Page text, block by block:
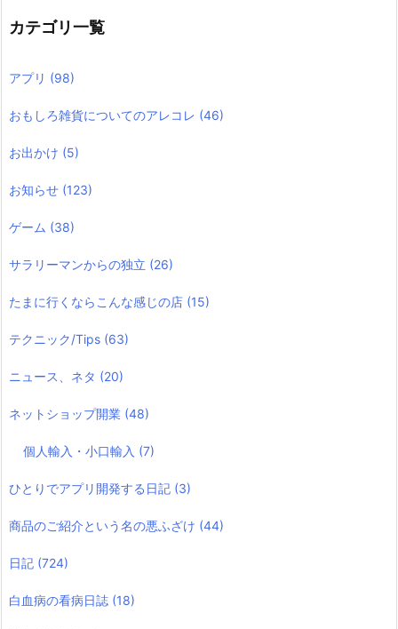
カテゴリ一覧
アプリ (98)
おもしろ雑貨についてのアレコレ (46)
お出かけ (5)
お知らせ (123)
ゲーム (38)
サラリーマンからの独立 (26)
たまに行くならこんな感じの店 (15)
テクニック/Tips (63)
ニュース、ネタ (20)
ネットショップ開業 (48)
個人輸入・小口輸入 (7)
ひとりでアプリ開発する日記 (3)
商品のご紹介という名の悪ふざけ (44)
日記 (724)
白血病の看病日誌 (18)